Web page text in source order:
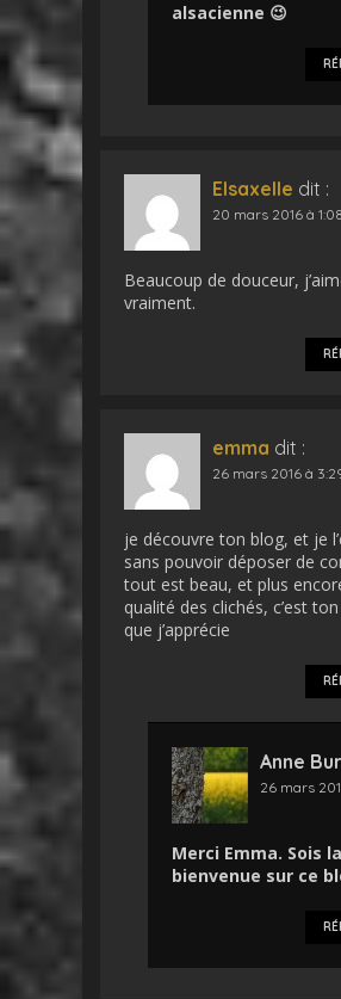
alsacienne 😉
Elsaxelle dit :
20 mars 2016 à 1:08
Beaucoup de douceur,
vraiment.
emma dit :
26 mars 2016 à
je découvre ton blog, et je
sans pouvoir déposer de
tout est beau, et plus
qualité des clichés, c’est
que j’apprécie
Anne
26 mars
Merci Emma. Sois la
bienvenue sur ce